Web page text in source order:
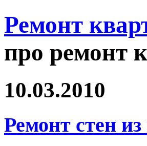
Ремонт
про ремонт
10.03.2010
Ремонт стен